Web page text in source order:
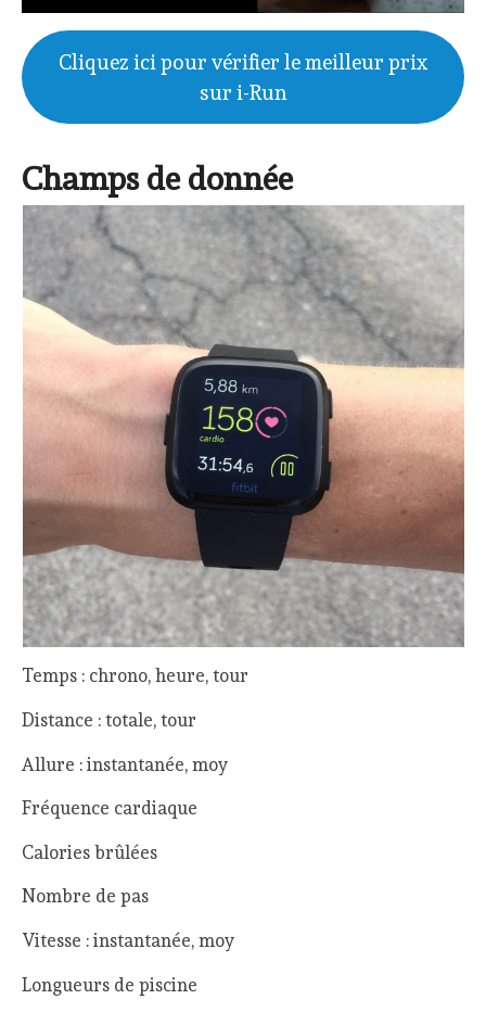
Cliquez ici pour vérifier le meilleur prix
sur i-Run
Champs de donnée
Temps : chrono, heure, tour
Distance : totale, tour
Allure : instantanée, moy
Fréquence cardiaque
Calories brûlées
Nombre de pas
Vitesse : instantanée, moy
Longueurs de piscine